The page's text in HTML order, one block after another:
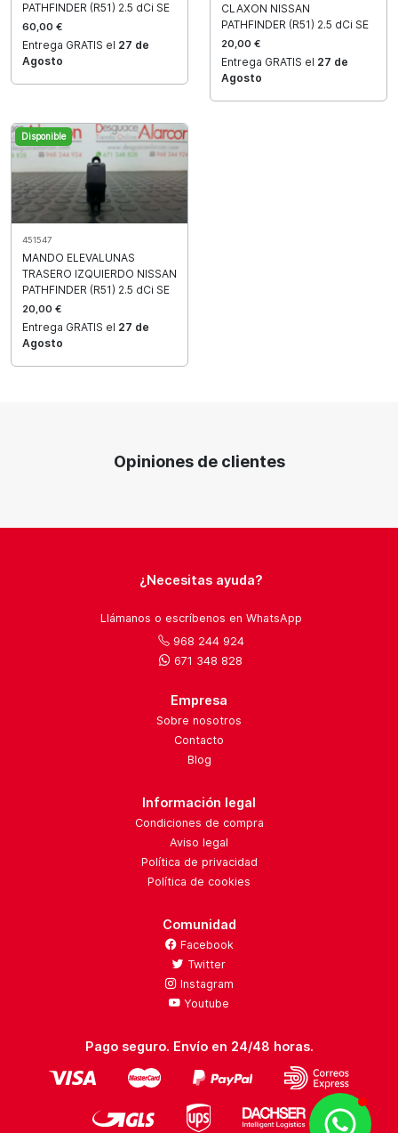
PATHFINDER (R51) 2.5 dCi SE
60,00 €
Entrega GRATIS el 27 de
Agosto
CLAXON NISSAN
PATHFINDER (R51) 2.5 dCi SE
20,00 €
Entrega GRATIS el 27 de
Agosto
Disponible
451547
MANDO ELEVALUNAS
TRASERO IZQUIERDO NISSAN
PATHFINDER (R51) 2.5 dCi SE
20,00 €
Entrega GRATIS el 27 de
Agosto
Opiniones de clientes
¿Necesitas ayuda?
Llámanos o escríbenos en WhatsApp
968 244 924
671 348 828
Empresa
Sobre nosotros
Contacto
Blog
Información legal
Condiciones de compra
Aviso legal
Política de privacidad
Política de cookies
Comunidad
Facebook
Twitter
Instagram
Youtube
Pago seguro. Envío en 24/48 horas.